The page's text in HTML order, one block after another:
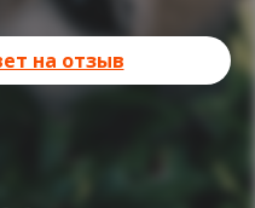
на отзыв